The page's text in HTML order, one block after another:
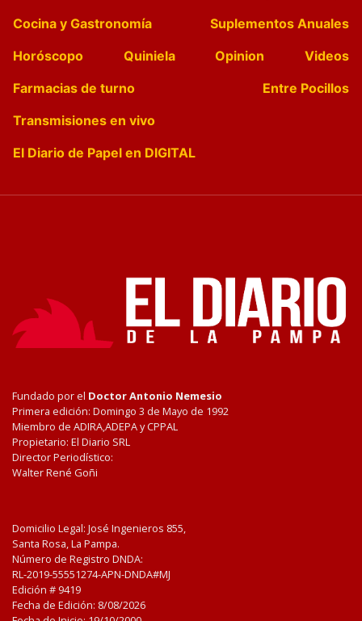
Cocina y Gastronomía
Suplementos Anuales
Horóscopo
Quiniela Opinion
Videos
Farmacias de turno
Entre Pocillos
Transmisiones en vivo
El Diario de Papel en DIGITAL
Fundado por el Doctor Antonio Nemesio
Primera edición: Domingo 3 de Mayo de 1992
Miembro de ADIRA,ADEPA y CPPAL
Propietario: El Diario SRL
Director Periodístico:
Walter René Goñi
Domicilio Legal: José Ingenieros 855,
Santa Rosa, La Pampa.
Número de Registro DNDA:
RL-2019-55551274-APN-DNDA#MJ
Edición # 9419
Fecha de Edición: 8/08/2026